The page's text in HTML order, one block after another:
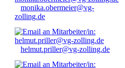
monika.obermeier@vg-
zolling.de
helmut.priller@vg-zolling.de